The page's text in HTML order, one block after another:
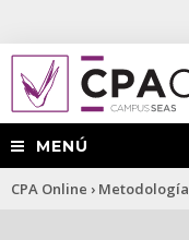
MENÚ
Usted
CPA Online › Metodología